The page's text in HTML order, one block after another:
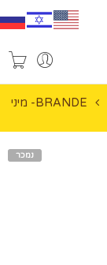
BRANDE- מיני
נמכר